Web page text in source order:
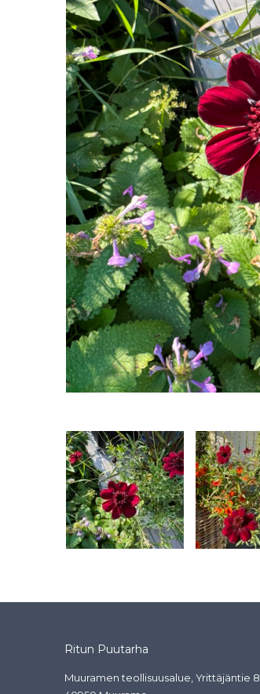
Ritun Puutarha
Muuramen teollisuusalue, Yrittäjäntie 8